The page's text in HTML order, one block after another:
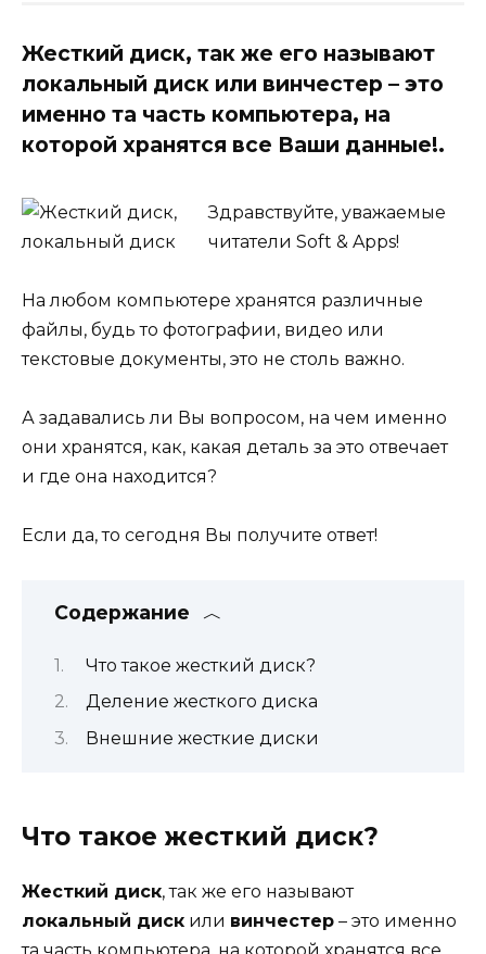
Жесткий диск, так же его называют
локальный диск или винчестер – это
именно та часть компьютера, на
которой хранятся все Ваши данные!.
Здравствуйте, уважаемые
читатели Soft & Apps!
На любом компьютере хранятся различные
файлы, будь то фотографии, видео или
текстовые документы, это не столь важно.
А задавались ли Вы вопросом, на чем именно
они хранятся, как, какая деталь за это отвечает
и где она находится?
Если да, то сегодня Вы получите ответ!
Содержание
Что такое жесткий диск?
Деление жесткого диска
Внешние жесткие диски
Что такое жесткий диск?
Жесткий диск, так же его называют
локальный диск или винчестер – это именно